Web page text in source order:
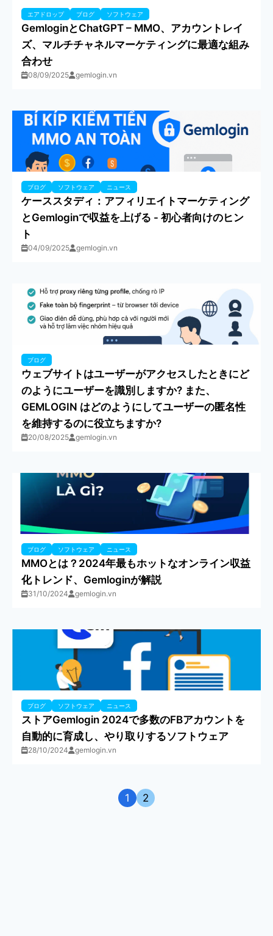
エアドロップ ブログ ソフトウェア
GemloginとChatGPT – MMO、アカウントレイ
ズ、マルチチャネルマーケティングに最適な組み
合わせ
08/09/2025 gemlogin.vn
ブログ ソフトウェア ニュース
ケーススタディ：アフィリエイトマーケティング
とGemloginで収益を上げる - 初心者向けのヒン
ト
04/09/2025 gemlogin.vn
ブログ
ウェブサイトはユーザーがアクセスしたときにど
のようにユーザーを識別しますか? また、
GEMLOGIN はどのようにしてユーザーの匿名性
を維持するのに役立ちますか?
20/08/2025 gemlogin.vn
ブログ ソフトウェア ニュース
MMOとは？2024年最もホットなオンライン収益
化トレンド、Gemloginが解説
31/10/2024 gemlogin.vn
ブログ ソフトウェア ニュース
ストアGemlogin 2024で多数のFBアカウントを
自動的に育成し、やり取りするソフトウェア
28/10/2024 gemlogin.vn
1 2